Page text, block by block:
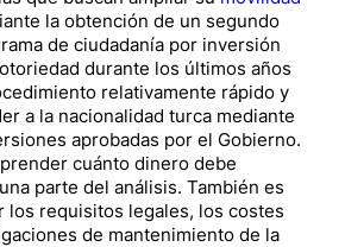
la obtención de un segundo
de ciudadanía por inversión
durante los últimos años
relativamente rápido y
a la nacionalidad turca mediante
aprobadas por el Gobierno.
cuánto dinero debe
parte del análisis. También es
los requisitos legales, los costes
de mantenimiento de la